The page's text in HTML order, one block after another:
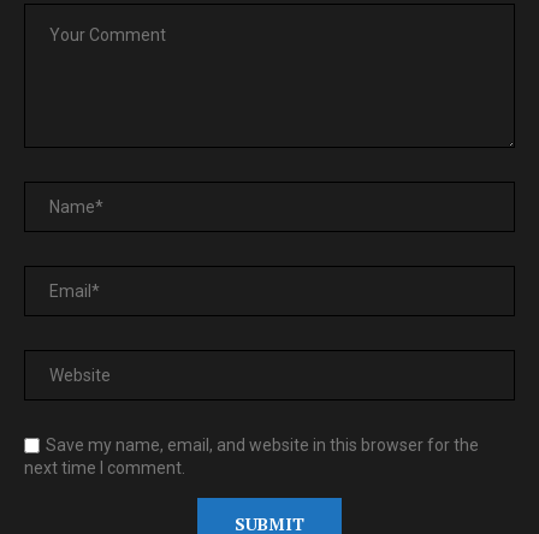
Save my name, email, and website in this browser for the
next time I comment.